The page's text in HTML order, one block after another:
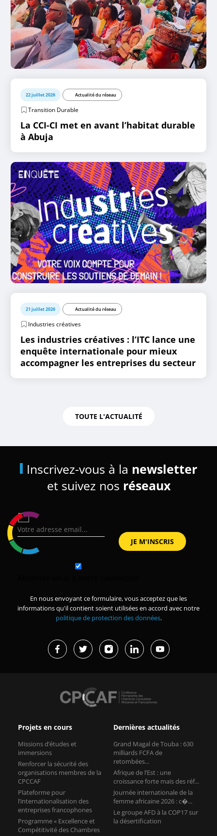
22 juillet 2026 Actualité du réseau
Transition Durable
La CCI-CI met en avant l’habitat durable
à Abuja
21 juillet 2026 Actualité du réseau
Industries créatives
Les industries créatives : l’ITC lance une
enquête internationale pour mieux
accompagner les entreprises du secteur
TOUTE L'ACTUALITÉ
Inscrivez-vous à la newsletter
et suivez nos réseaux
En nous envoyant ce formulaire, vous acceptez que les
informations qu'il contient soient utilisées en accord avec notre
politique de protection des données.
Projets en cours
Missions d’études et
immersions
Renforcer la sécurité des
organisations membres de la
CPCCAF
Plateforme pour
l’internationalisation des
entreprises francophones
Programme « Excellence et
Compétitivité des Chambres
Dernières actualités
Grand Magal de Touba : 630
milliards FCFA de
retombées...
Afrique de l’Est : une
croissance forte mais des réf...
Journée internationale de la
femme africaine 2026 : c�...
Le groupe AFD à la COP17 sur
la désertification